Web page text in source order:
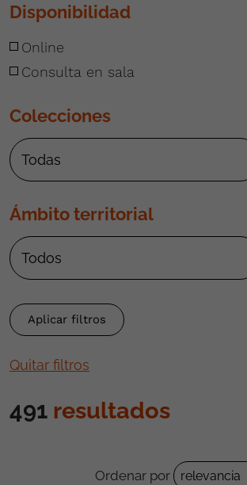
Disponibilidad
Online
Consulta en sala
Colecciones
Ámbito territorial
Quitar filtros
491 resultados
Ordenar por